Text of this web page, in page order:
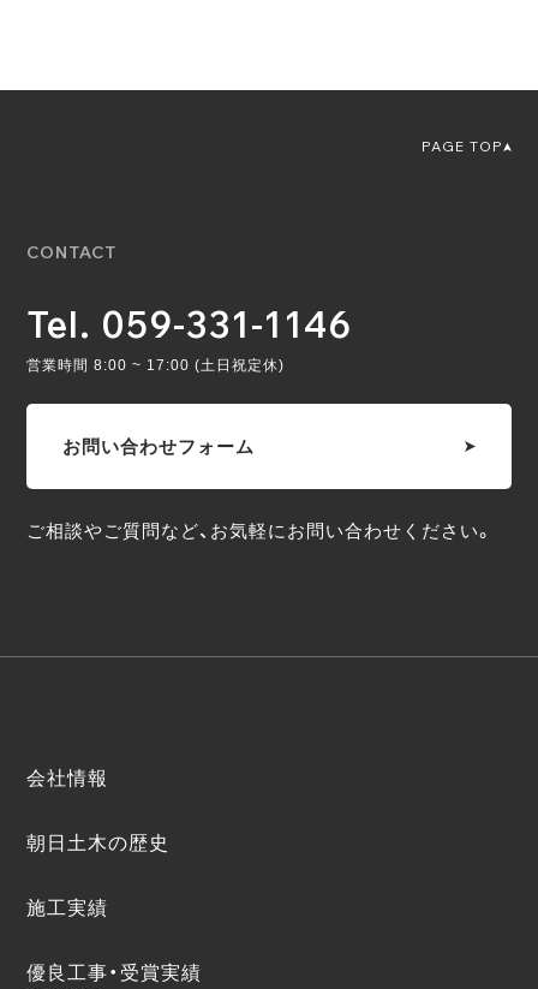
PAGE TOP
CONTACT
Tel. 059-331-1146
営業時間 8:00 ~ 17:00 (土日祝定休)
お問い合わせフォーム
ご相談やご質問など、お気軽にお問い合わせください。
会社情報
朝日土木の歴史
施工実績
優良工事・受賞実績